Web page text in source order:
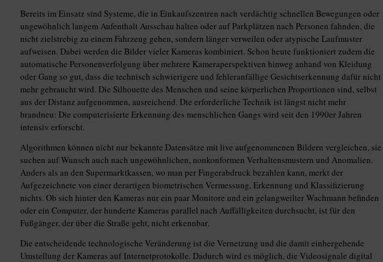
Bereits im Einsatz sind Systeme, die in Einkaufszentren nach verdächtig schnellen Bewegungen oder
ungewöhnlich langem Aufenthalt Ausschau halten oder auf Parkplätzen nach Personen fahnden, die
nicht zielstrebig zu einem Fahrzeug gehen, sondern länger verweilen oder atypische Laufmuster
aufweisen. Dabei werden die Bilder vieler Kameras kombiniert. Schon heute funktioniert zudem die
automatische Personenverfolgung über mehrere Kameraperspektiven hinweg anhand von Kleidung
oder Gang so gut, dass die technisch schwierigere und fehleranfällige Gesichtserkennung dafür nicht
mehr gebraucht wird. Die Silhouette des Menschen und seine körperlichen Proportionen sind, selbst
aus der Distanz aufgenommen, ausreichend. Die erforderliche Technik ist längst nicht mehr
brandneu: Die computerisierte Erkennung des menschlichen Gangs wird seit den 1990er Jahren
intensiv erforscht.
Algorithmen können nicht nur bekannte Datensätze mit live aufgenommenen Bildern vergleichen, sie
suchen auf Wunsch auch nach ungewöhnlichen, nonkonformen Verhaltensmustern und Anomalien.
Anders als an den Supermarktkassen, wo man per Fingerabdruck bezahlen kann, merkt der
Aufgezeichnete von einer derartigen biometrischen Vermessung, Erkennung und Klassifizierung
nichts. Ob sich hinter den Kameras nur ein paar Monitore und ein gelangweilter Wachmann befinden
oder ein Computer, der hunderte Kameras parallel nach Auffälligkeiten durchsucht, ist für den
Fußgänger, der über die Straße geht, nicht erkennbar.
Die entscheidende technologische Veränderung ist die Vernetzung und die damit einhergehende
Umstellung der Kameras auf Internetprotokolle. Dadurch wird es möglich, die Videosignale digital